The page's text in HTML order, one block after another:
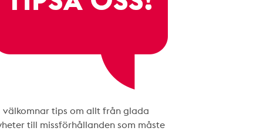
välkomnar tips om allt från glada
till missförhållanden som måste